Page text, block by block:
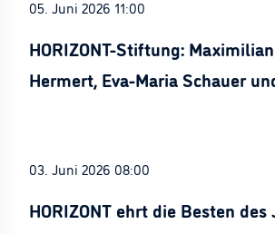
05. Juni 2026 11:00
HORIZONT-Stiftung:
Hermert, Eva-Maria Schauer
03. Juni 2026 08:00
HORIZONT ehrt die Besten des